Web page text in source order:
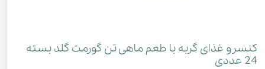
کنسرو غذای گربه با طعم ماهی تن گورمت گلد بسته
24 عددی